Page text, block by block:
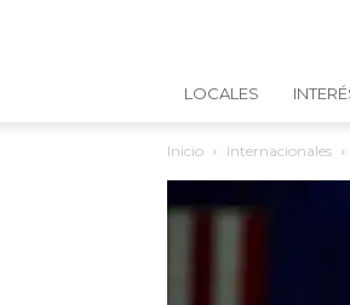
LOCALES
Inicio Internacionales